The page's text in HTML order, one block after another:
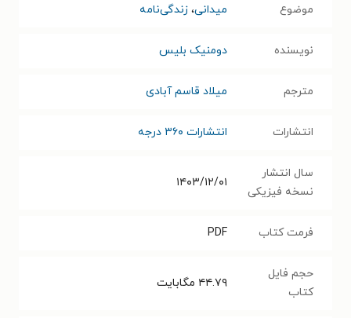
موضوع میدانی، زندگی‌نامه
نویسنده دومنیک بلیس
مترجم میلاد قاسم آبادی
انتشارات انتشارات ۳۶۰ درجه
سال انتشار
نسخه فیزیکی
۱۴۰۳/۱۲/۰۱
فرمت کتاب PDF
حجم فایل
کتاب
۴۴.۷۹ مگابایت